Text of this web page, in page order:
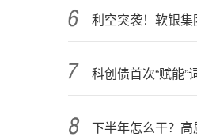
利空突袭！软银
科创债首次“赋能”